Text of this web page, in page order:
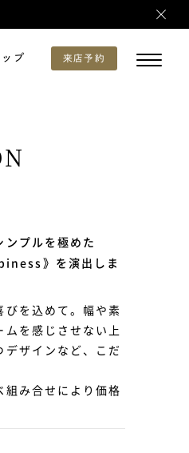
プ 来店予約
プルを極めた
》を演出しま
びを込めて。幅や素
を感じさせない上
ザインなど、こだ
み合せにより価格